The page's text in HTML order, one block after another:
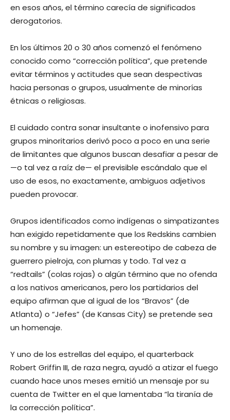
en esos años, el término carecía de significados
derogatorios.
En los últimos 20 o 30 años comenzó el fenómeno
conocido como “corrección política”, que pretende
evitar términos y actitudes que sean despectivas
hacia personas o grupos, usualmente de minorías
étnicas o religiosas.
El cuidado contra sonar insultante o inofensivo para
grupos minoritarios derivó poco a poco en una serie
de limitantes que algunos buscan desafiar a pesar de
—o tal vez a raíz de— el previsible escándalo que el
uso de esos, no exactamente, ambiguos adjetivos
pueden provocar.
Grupos identificados como indígenas o simpatizantes
han exigido repetidamente que los Redskins cambien
su nombre y su imagen: un estereotipo de cabeza de
guerrero pielroja, con plumas y todo. Tal vez a
“redtails” (colas rojas) o algún término que no ofenda
a los nativos americanos, pero los partidarios del
equipo afirman que al igual de los “Bravos” (de
Atlanta) o “Jefes” (de Kansas City) se pretende sea
un homenaje.
Y uno de los estrellas del equipo, el quarterback
Robert Griffin III, de raza negra, ayudó a atizar el fuego
cuando hace unos meses emitió un mensaje por su
cuenta de Twitter en el que lamentaba “la tiranía de
la corrección política”.